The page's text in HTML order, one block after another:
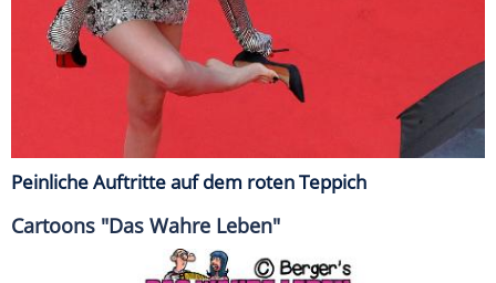
Peinliche Auftritte auf dem roten Teppich
Cartoons "Das Wahre Leben"